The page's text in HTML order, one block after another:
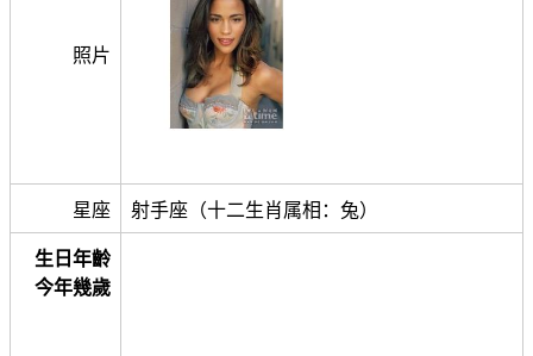
照片
星座 射手座（十二生肖属相：兔）
生日年齡
今年幾歲